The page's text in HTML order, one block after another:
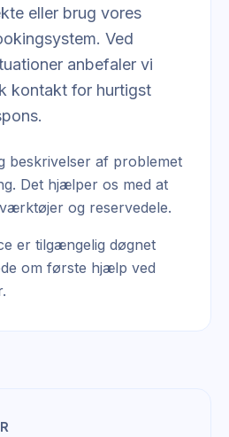
eller brug vores
Ved
anbefaler vi
kontakt for hurtigst
beskrivelser af problemet
Det hjælper os med at
og reservedele.
er tilgængelig døgnet
om første hjælp ved